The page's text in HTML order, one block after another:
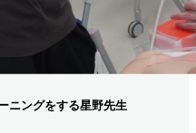
ニングをする星野先生